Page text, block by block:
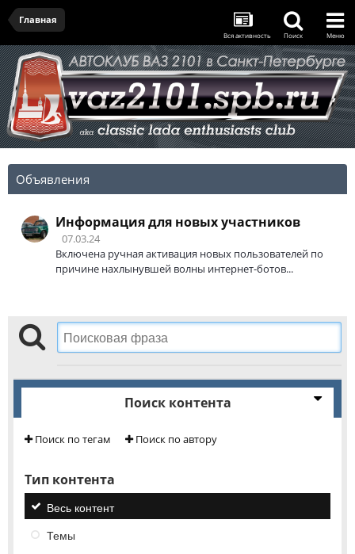
Главная
Вся активность Поиск Меню
Объявления
Информация для новых участников
07.03.24
Включена ручная активация новых пользователей по
причине нахлынувшей волны интернет-ботов...
Поиск контента
Поиск по тегам Поиск по автору
Тип контента
Весь контент
Темы